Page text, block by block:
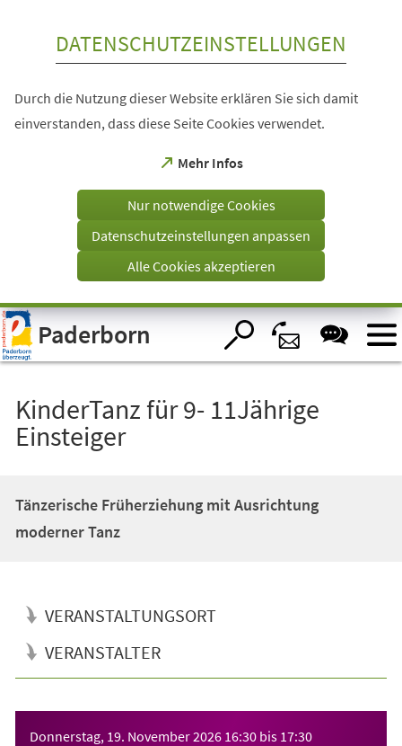
Visuelle
Assistenzsoftware
öffnen.
DATENSCHUTZEINSTELLUNGEN
Durch die Nutzung dieser Website erklären Sie sich damit
einverstanden, dass diese Seite Cookies verwendet.
Mehr Infos
(Öffnet
einem
Tab)
Nur notwendige Cookies
Datenschutzeinstellungen anpassen
Alle Cookies akzeptieren
Paderborn
KinderTanz für 9- 11Jährige
Einsteiger
Tänzerische Früherziehung mit Ausrichtung
moderner Tanz
VERANSTALTUNGSORT
VERANSTALTER
Donnerstag, 19. November 2026 16:30 bis 17:30